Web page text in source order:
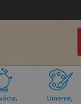
Umenie,